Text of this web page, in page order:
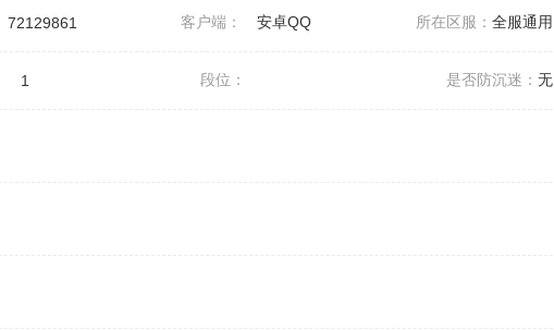
72129861 客户端： 安卓QQ 所在区服： 全服通用
1 段位： 是否防沉迷： 无